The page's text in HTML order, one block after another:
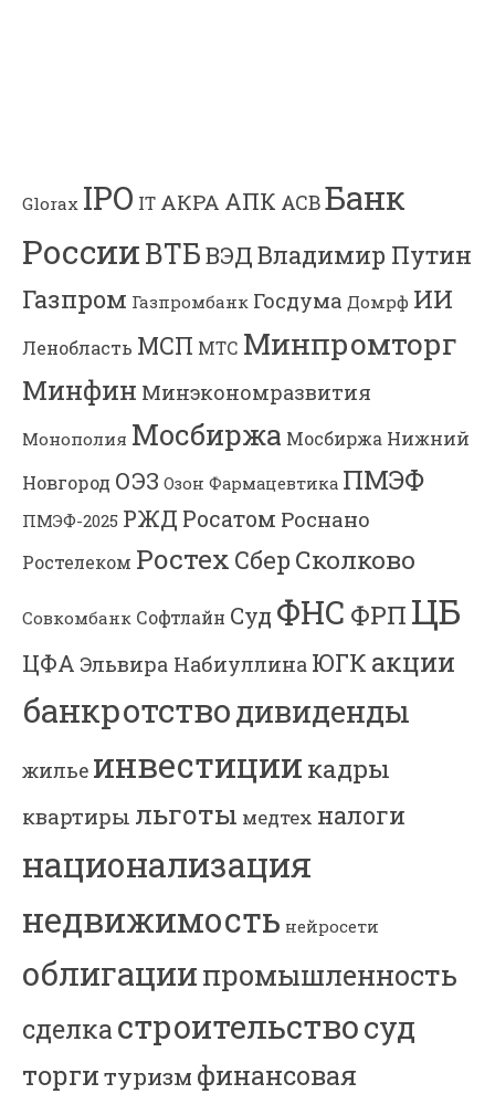
Glorax IPO IT АКРА АПК АСВБанк
РоссииВТБВЭДВладимир Путин
Газпром Газпромбанк Госдума Домрф ИИ
Ленобласть МСП МТС Минпромторг
Минфин Минэкономразвития
Монополия Мосбиржа Мосбиржа Нижний
Новгород ОЭЗ Озон Фармацевтика ПМЭФ
ПМЭФ-2025 РЖД Росатом Роснано
Ростелеком Ростех Сбер Сколково
Совкомбанк Софтлайн Суд ФНС ФРП ЦБ
ЦФА Эльвира Набиуллина ЮГК акции
банкротстводивиденды
жилье инвестиции кадры
квартиры льготы медтех налоги
национализация
недвижимость нейросети
облигациипромышленность
сделкастроительствосуд
торгитуризм финансовая